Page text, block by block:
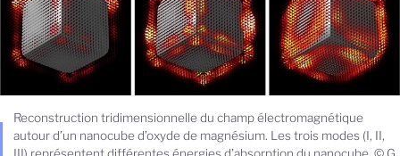
Reconstruction tridimensionnelle du champ électromagnétique
autour d’un nanocube d’oxyde de magnésium. Les trois modes (I, II,